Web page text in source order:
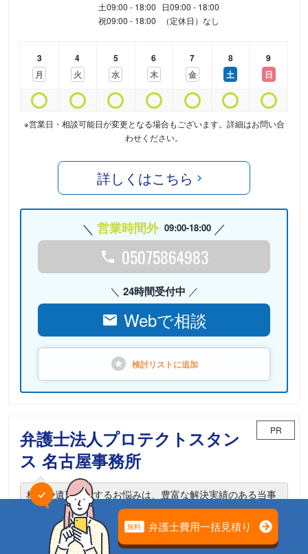
土09:00 - 18:00 日09:00 - 18:00
祝09:00 - 18:00 （定休日）なし
3
月
4
火
5
水
6
木
7
金
8
土
9
日
※営業日・相談可能日が変更となる場合もございます。詳細はお問い合
わせください。
詳しくはこちら
営業時間外 09:00-18:00
05075864983
24時間受付中
Webで相談
検討リストに追加
弁護士法人プロテクトスタン
ス 名古屋事務所
PR
相続や遺言に関するお悩みは、豊富な解決実績のある当事
務所までご相談ください。
電話相談可能 初回面談無料